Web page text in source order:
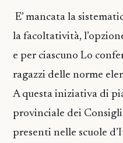
E’ mancata la
la facoltatività,
e per ciascuno Lo
ragazzi delle norme
A questa iniziativa di
provinciale dei Consigli
presenti nelle scuole